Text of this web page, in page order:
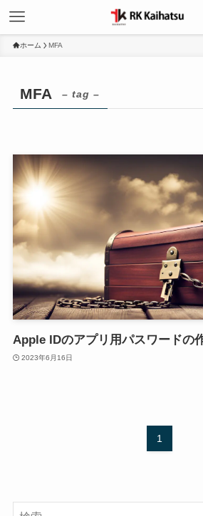
ホーム MFA
MFA – tag –
Apple IDのアプリ用パスワードの
2023年6月16日
1